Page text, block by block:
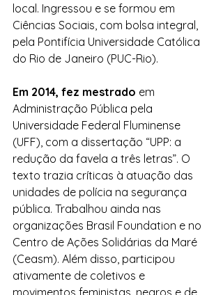
local. Ingressou e se formou em
Ciências Sociais, com bolsa integral,
pela Pontifícia Universidade Católica
do Rio de Janeiro (PUC-Rio).
Em 2014, fez mestrado em
Administração Pública pela
Universidade Federal Fluminense
(UFF), com a dissertação “UPP: a
redução da favela a três letras”. O
texto trazia críticas à atuação das
unidades de polícia na segurança
pública. Trabalhou ainda nas
organizações Brasil Foundation e no
Centro de Ações Solidárias da Maré
(Ceasm). Além disso, participou
ativamente de coletivos e
movimentos feministas, negros e de